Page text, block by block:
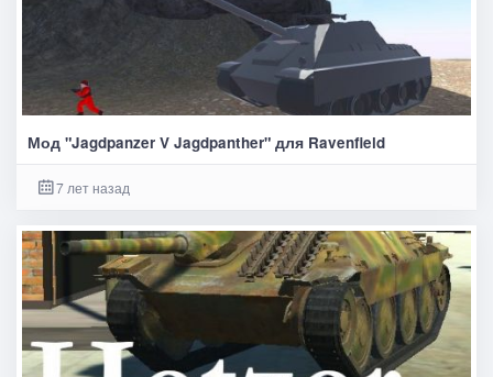
Мод "Jagdpanzer V Jagdpanther" для Ravenfield
7 лет назад